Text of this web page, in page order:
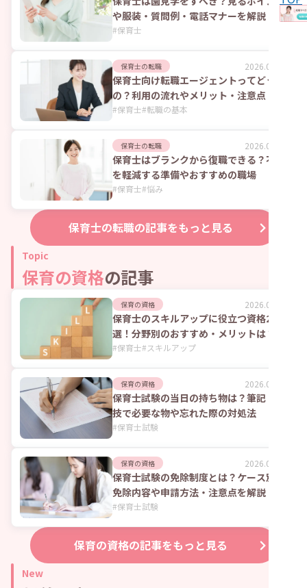
や服装・質問例・電話マナーを解説
#保育士
保育士の転職 2026.08.06
保育士向け転職エージェントってどうな
の？利用の流れやメリット・注意点
#保育士#転職の基本
保育士の転職 2026.08.06
保育士はブランクから復職できる？不安
を軽減する準備やおすすめの職場
#保育士#悩み
保育士の転職の記事をもっと見る
Topic
保育の資格の記事
保育の資格 2026.08.07
保育士のスキルアップに役立つ資格23
選！分野別のおすすめ・メリットは？
#保育士#スキルアップ
保育の資格 2026.08.06
保育士試験の当日の持ち物は？筆記・実
技で必要な物や忘れた際の対処法
#保育士試験
保育の資格 2026.07.21
保育士試験の免除制度とは？ケース別の
免除内容や申請方法・注意点を解説
#保育士試験
保育の資格の記事をもっと見る
New